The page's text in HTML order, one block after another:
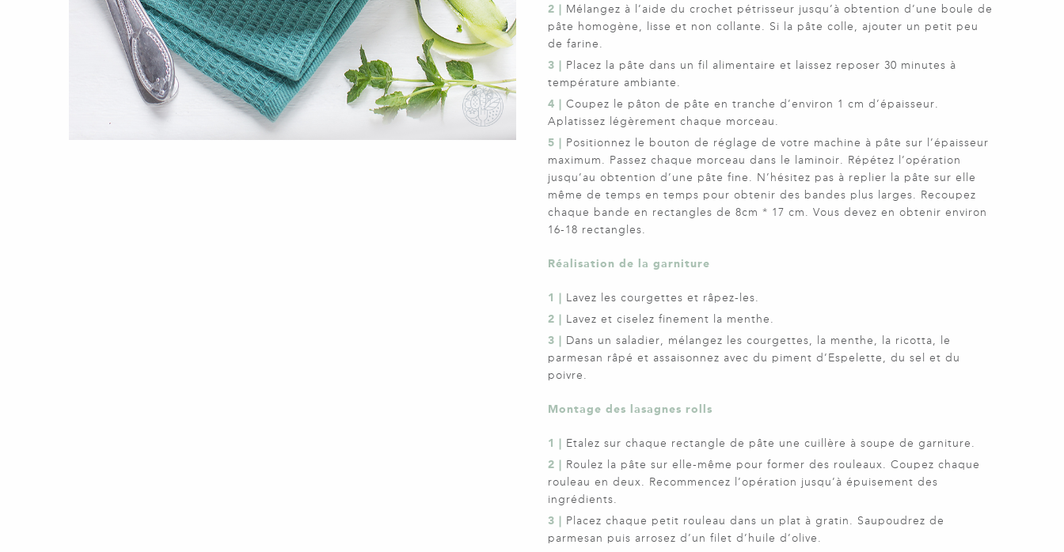
2 | Mélangez à l’aide du crochet pétrisseur jusqu’à obtention d’une boule de
pâte homogène, lisse et non collante. Si la pâte colle, ajouter un petit peu
de farine.
3 | Placez la pâte dans un fil alimentaire et laissez reposer 30 minutes à
température ambiante.
4 | Coupez le pâton de pâte en tranche d’environ 1 cm d’épaisseur.
Aplatissez légèrement chaque morceau.
5 | Positionnez le bouton de réglage de votre machine à pâte sur l’épaisseur
maximum. Passez chaque morceau dans le laminoir. Répétez l’opération
jusqu’au obtention d’une pâte fine. N’hésitez pas à replier la pâte sur elle
même de temps en temps pour obtenir des bandes plus larges. Recoupez
chaque bande en rectangles de 8cm * 17 cm. Vous devez en obtenir environ
16-18 rectangles.
Réalisation de la garniture
1 | Lavez les courgettes et râpez-les.
2 | Lavez et ciselez finement la menthe.
3 | Dans un saladier, mélangez les courgettes, la menthe, la ricotta, le
parmesan râpé et assaisonnez avec du piment d’Espelette, du sel et du
poivre.
Montage des lasagnes rolls
1 | Etalez sur chaque rectangle de pâte une cuillère à soupe de garniture.
2 | Roulez la pâte sur elle-même pour former des rouleaux. Coupez chaque
rouleau en deux. Recommencez l’opération jusqu’à épuisement des
ingrédients.
3 | Placez chaque petit rouleau dans un plat à gratin. Saupoudrez de
parmesan puis arrosez d’un filet d’huile d’olive.